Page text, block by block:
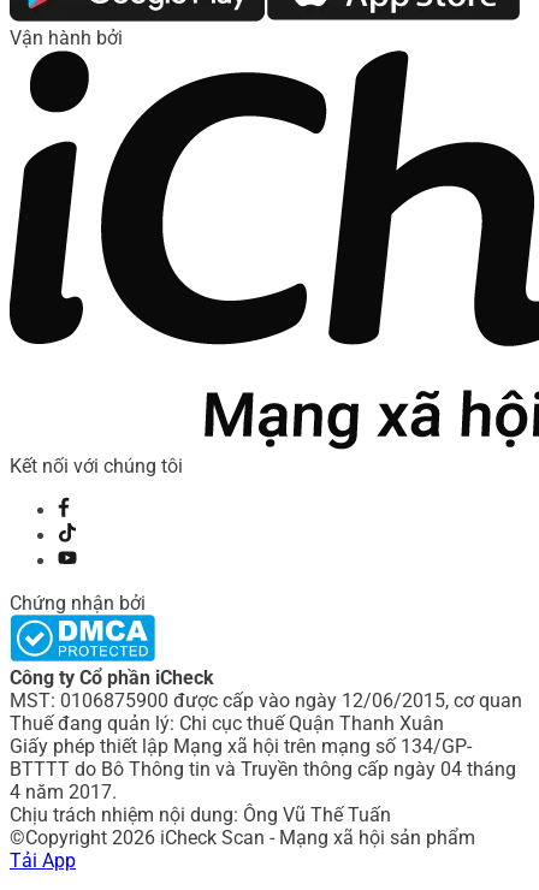
Vận hành bởi
Kết nối với chúng tôi
Chứng nhận bởi
Công ty Cổ phần iCheck
MST: 0106875900 được cấp vào ngày 12/06/2015, cơ quan
Thuế đang quản lý: Chi cục thuế Quận Thanh Xuân
Giấy phép thiết lập Mạng xã hội trên mạng số 134/GP-
BTTTT do Bô Thông tin và Truyền thông cấp ngày 04 tháng
4 năm 2017.
Chịu trách nhiệm nội dung: Ông Vũ Thế Tuấn
©Copyright 2026 iCheck Scan - Mạng xã hội sản phẩm
Tải App